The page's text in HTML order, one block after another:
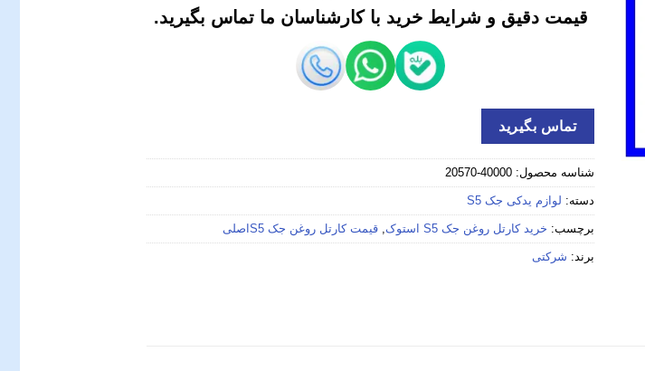
قیمت دقیق و شرایط خرید با کارشناسان ما تماس بگیرید.
تماس بگیرید
شناسه محصول: 40000-20570
دسته: لوازم یدکی جک S5
برچسب: خرید کارتل روغن جک S5 استوک قیمت کارتل روغن جک S5اصلی
برند: شرکتی